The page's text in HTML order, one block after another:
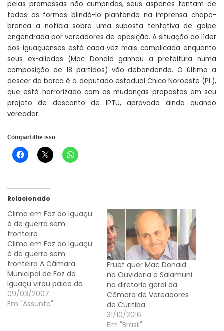
pelas promessas não cumpridas, seus aspones tentam de
todas as formas blindá-lo plantando na imprensa chapa-
branca a notícia sobre uma suposta tentativa de golpe
engendrada por vereadores de oposição. A situação do líder
dos iguaçuenses está cada vez mais complicada enquanto
seus ex-aliados (Mac Donald ganhou a prefeitura numa
composição de 18 partidos) vão debandando. O último a
descer da barca é o deputado estadual Chico Noroeste (PL),
que está horrorizado com as mudanças propostas em seu
projeto de desconto de IPTU, aprovado ainda quando
vereador.
Compartilhe isso:
Relacionado
Clima em Foz do Iguaçu
é de guerra sem
fronteira
Clima em Foz do Iguaçu
é de guerra sem
fronteira A Câmara
Municipal de Foz do
Iguaçu virou palco da
guerra dos aliados e
adversários do prefeito
09/03/2007
Em "Assunto"
Fruet quer Mac Donald
na Ouvidoria e Salamuni
na diretoria geral da
Câmara de Vereadores
de Curitiba
31/10/2016
Em "Brasil"